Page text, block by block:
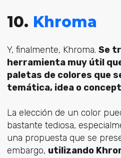
10. Khroma
Y, finalmente, Khroma. Se
herramienta muy útil
paletas de colores que
temática, idea o
La elección de un color
bastante tediosa,
una propuesta que se
embargo, utilizando